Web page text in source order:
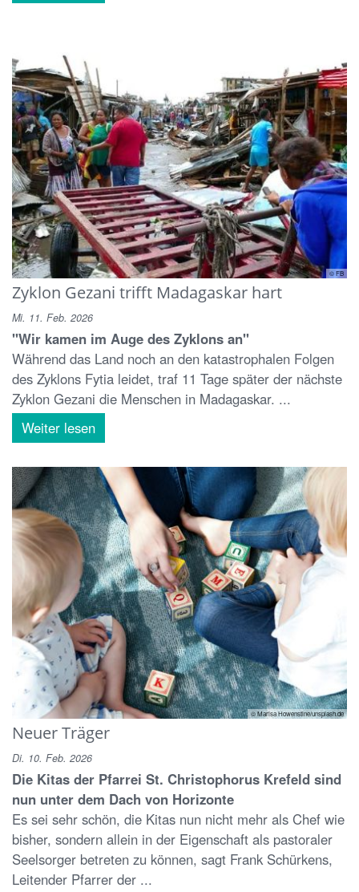
© FB
Zyklon Gezani trifft Madagaskar hart
Mi. 11. Feb. 2026
"Wir kamen im Auge des Zyklons an"
Während das Land noch an den katastrophalen Folgen
des Zyklons Fytia leidet, traf 11 Tage später der nächste
Zyklon Gezani die Menschen in Madagaskar. ...
Weiter lesen
© Marisa Howenstine/unsplash.de
Neuer Träger
Di. 10. Feb. 2026
Die Kitas der Pfarrei St. Christophorus Krefeld sind
nun unter dem Dach von Horizonte
Es sei sehr schön, die Kitas nun nicht mehr als Chef wie
bisher, sondern allein in der Eigenschaft als pastoraler
Seelsorger betreten zu können, sagt Frank Schürkens,
Leitender Pfarrer der ...